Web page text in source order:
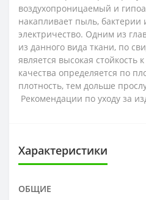
воздухопроницаемый и
накапливает пыль, бактерии
электричество. Одним из
из данного вида ткани, по
является высокая стойкость
качества определяется по
плотность, тем дольше
Рекомендации по уходу за
Характеристики
ОБЩИЕ